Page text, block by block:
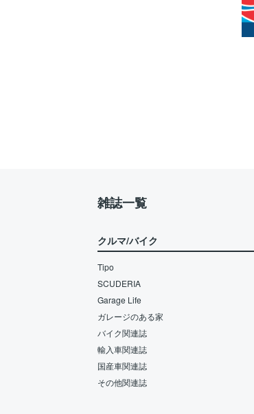
雑誌一覧
クルマ/バイク
Tipo
SCUDERIA
Garage Life
ガレージのある家
バイク関連誌
輸入車関連誌
国産車関連誌
その他関連誌